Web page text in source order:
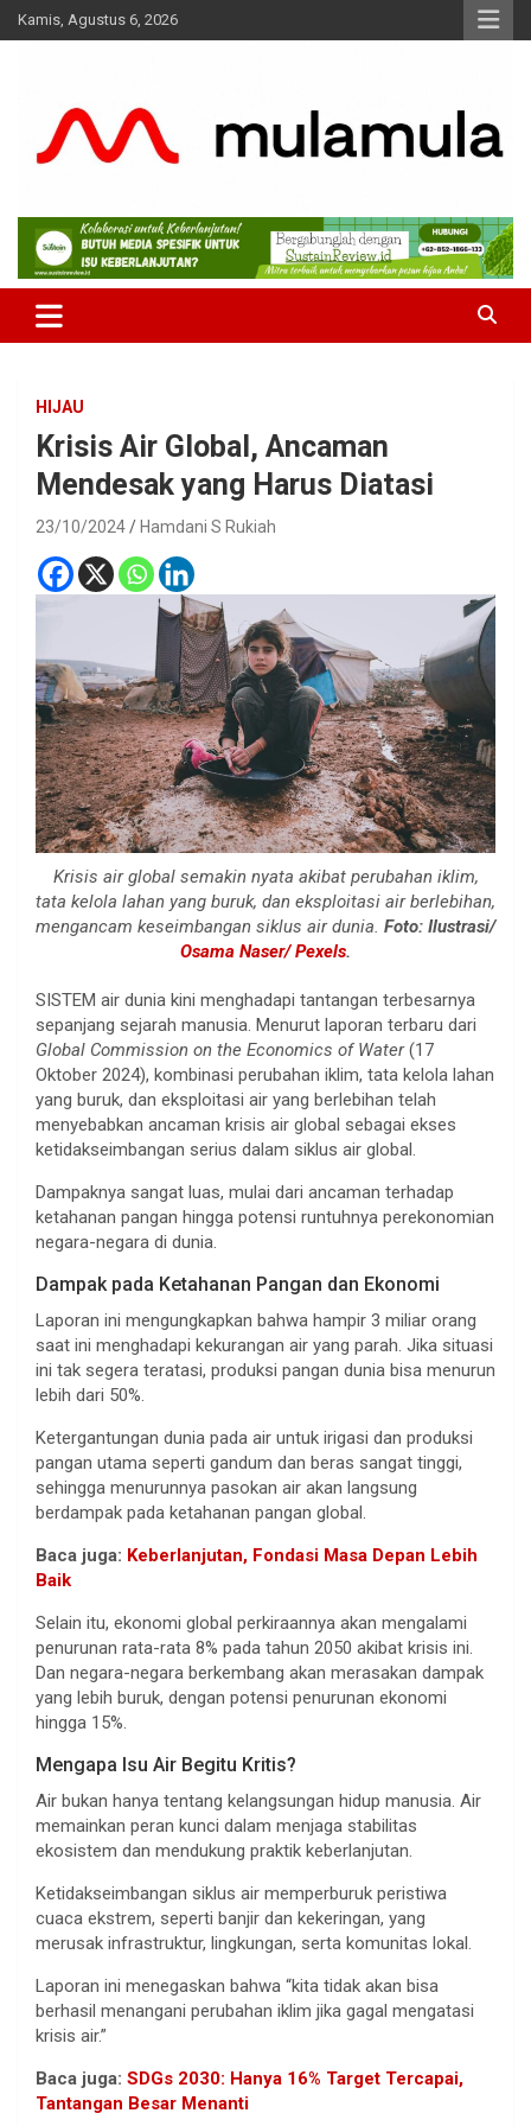
Skip
to
Kamis, Agustus 6, 2026
MulaMula
Medianya para Gen Z
HIJAU
Krisis Air Global, Ancaman
Mendesak yang Harus Diatasi
23/10/2024 Hamdani S Rukiah
Krisis air global semakin nyata akibat perubahan iklim,
tata kelola lahan yang buruk, dan eksploitasi air berlebihan,
mengancam keseimbangan siklus air dunia. Foto: Ilustrasi/
Osama Naser/ Pexels.
SISTEM air dunia kini menghadapi tantangan terbesarnya
sepanjang sejarah manusia. Menurut laporan terbaru dari
Global Commission on the Economics of Water(17
Oktober 2024), kombinasi perubahan iklim, tata kelola lahan
yang buruk, dan eksploitasi air yang berlebihan telah
menyebabkan ancaman krisis air global sebagai ekses
ketidakseimbangan serius dalam siklus air global.
Dampaknya sangat luas, mulai dari ancaman terhadap
ketahanan pangan hingga potensi runtuhnya perekonomian
negara-negara di dunia.
Dampak pada Ketahanan Pangan dan Ekonomi
Laporan ini mengungkapkan bahwa hampir 3 miliar orang
saat ini menghadapi kekurangan air yang parah. Jika situasi
ini tak segera teratasi, produksi pangan dunia bisa menurun
lebih dari 50%.
Ketergantungan dunia pada air untuk irigasi dan produksi
pangan utama seperti gandum dan beras sangat tinggi,
sehingga menurunnya pasokan air akan langsung
berdampak pada ketahanan pangan global.
Baca juga: Keberlanjutan, Fondasi Masa Depan Lebih
Baik
Selain itu, ekonomi global perkiraannya akan mengalami
penurunan rata-rata 8% pada tahun 2050 akibat krisis ini.
Dan negara-negara berkembang akan merasakan dampak
yang lebih buruk, dengan potensi penurunan ekonomi
hingga 15%.
Mengapa Isu Air Begitu Kritis?
Air bukan hanya tentang kelangsungan hidup manusia. Air
memainkan peran kunci dalam menjaga stabilitas
ekosistem dan mendukung praktik keberlanjutan.
Ketidakseimbangan siklus air memperburuk peristiwa
cuaca ekstrem, seperti banjir dan kekeringan, yang
merusak infrastruktur, lingkungan, serta komunitas lokal.
Laporan ini menegaskan bahwa “kita tidak akan bisa
berhasil menangani perubahan iklim jika gagal mengatasi
krisis air.”
Baca juga: SDGs 2030: Hanya 16% Target Tercapai,
Tantangan Besar Menanti